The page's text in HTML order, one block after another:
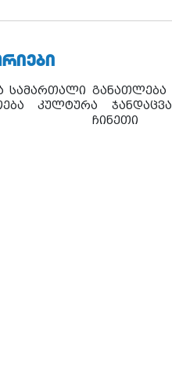
სამართალი განათლება
კულტურა ჯანდაცვა
ჩინეთი